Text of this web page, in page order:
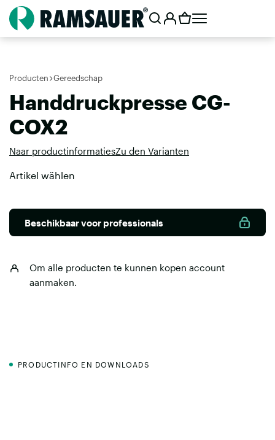
Producten Gereedschap
Handdruckpresse CG-
COX2
Naar productinformatiesZu den Varianten
Artikel wählen
Beschikbaar voor professionals
Om alle producten te kunnen kopenaccount
aanmaken
PRODUCTINFO EN DOWNLOADS